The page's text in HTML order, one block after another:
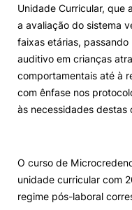
Unidade Curricular, que
a avaliação do sistema
faixas etárias,
auditivo em crianças
comportamentais até à
com ênfase nos
às necessidades destas
O curso de
unidade curricular com
regime pós-laboral